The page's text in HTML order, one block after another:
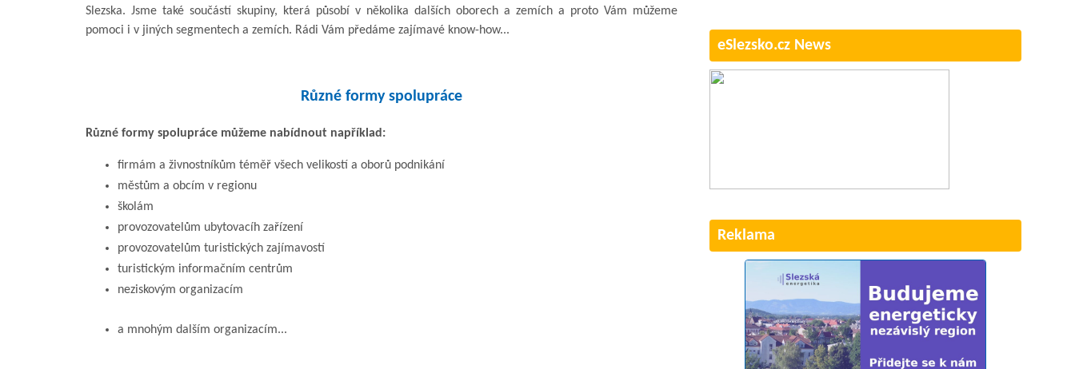
Slezska. Jsme také součástí skupiny, která působí v několika dalších oborech a zemích a proto Vám můžeme
pomoci i v jiných segmentech a zemích. Rádi Vám předáme zajímavé know-how...
Různé formy spolupráce
Různé formy spolupráce můžeme nabídnout například:
firmám a živnostníkům téměř všech velikostí a oborů podnikání
městům a obcím v regionu
školám
provozovatelům ubytovacíh zařízení
provozovatelům turistických zajímavostí
turistickým informačním centrům
neziskovým organizacím
a mnohým dalším organizacím...
eSlezsko.cz News
Reklama